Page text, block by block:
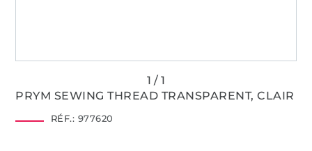
PRYM SEWING THREAD TRANSPARENT, CLAIR
RÉF.: 977620